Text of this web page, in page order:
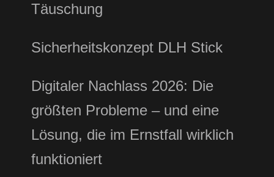
Täuschung
Sicherheitskonzept DLH Stick
Digitaler Nachlass 2026: Die
größten Probleme – und eine
Lösung, die im Ernstfall wirklich
funktioniert